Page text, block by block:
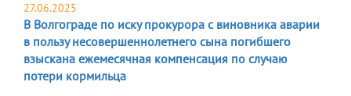
27.06.2025
В Волгограде по иску прокурора с виновника аварии
в пользу несовершеннолетнего сына погибшего
взыскана ежемесячная компенсация по случаю
потери кормильца